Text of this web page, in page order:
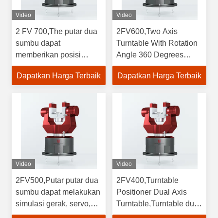
Video
2 FV 700,The putar dua
sumbu dapat
memberikan posisi
sudut, kecepatan sudut
dan eksitasi gerak
menguji gyroscopes,
70kg Kapasitas tabung
pengelasan Positioner
Dapatkan Harga Terbaik
Video
2FV600,Two Axis
Turntable With Rotation
Angle 360 Degrees
dapat melakukan
simulasi gerak, servo,
pengujian gerak dinamis
simulasi dalam dua arah
rotasi di ruang angkasa.
Dapatkan Harga Terbaik
Video
2FV500,Putar putar dua
sumbu dapat melakukan
simulasi gerak, servo,
getaran sudut, dan
Video
2FV400,Turntable
Positioner Dual Axis
Turntable,Turntable dua
sumbu dapat